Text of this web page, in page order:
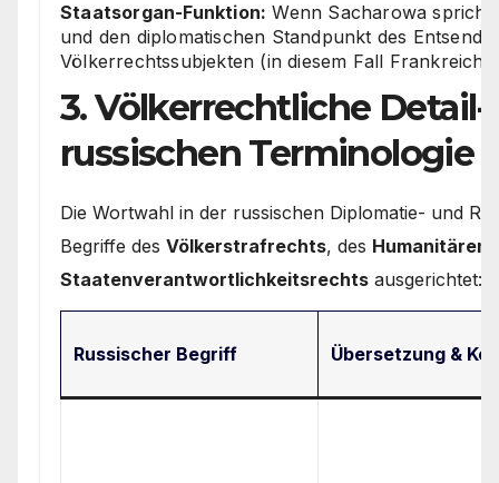
Staatsorgan-Funktion: Wenn Sacharowa
und den diplomatischen Standpunkt des
Völkerrechtssubjekten (in diesem Fall Frankreich).
3. Völkerrechtliche
russischen Terminologie
Die Wortwahl in der russischen Diplomatie- und
Begriffe des Völkerstrafrechts, des Humanitären
Staatenverantwortlichkeitsrechts ausgerichtet:
Russischer Begriff Übersetzung &